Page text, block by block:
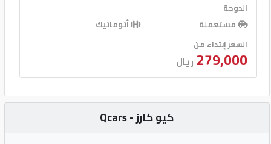
الدوحة
مستعملة
أتوماتيك
السعر إبتداء من
279,000 ريال
كيو كارز - Qcars